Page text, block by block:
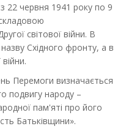
червня 1941 року по 9
світової війни. В
назву Східного фронту, а в
Перемоги визначається
подвигу народу –
пам'яті про його
Батьківщини».